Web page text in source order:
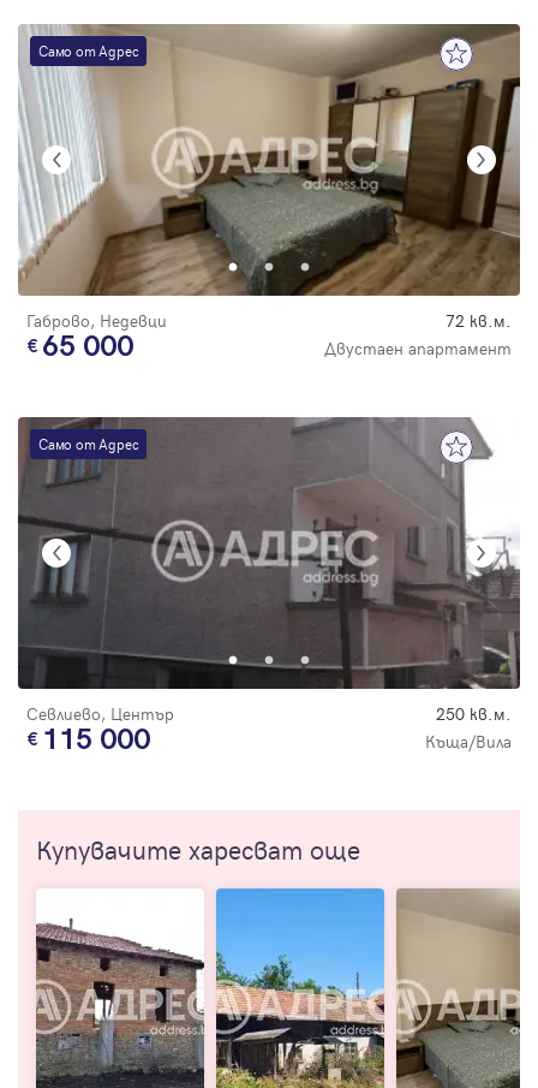
Само от Адрес
Габрово, Недевци 72 кв.м.
65 000 Двустаен апартамент
Само от Адрес
Севлиево, Център 250 кв.м.
115 000 Къща/Вила
Купувачите харесват още